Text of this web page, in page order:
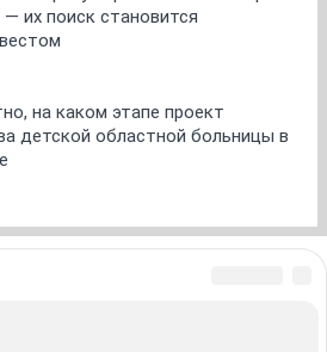
их поиск становится
на каком этапе проект
детской областной больницы в